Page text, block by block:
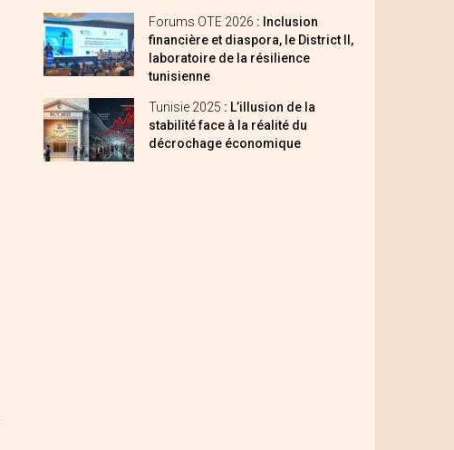
Forums OTE 2026 : Inclusion
financière et diaspora, le District II,
laboratoire de la résilience
tunisienne
Tunisie 2025 : L’illusion de la
stabilité face à la réalité du
décrochage économique